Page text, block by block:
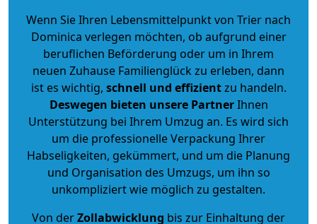
Wenn Sie Ihren Lebensmittelpunkt von Trier nach
Dominica verlegen möchten, ob aufgrund einer
beruflichen Beförderung oder um in Ihrem
neuen Zuhause Familienglück zu erleben, dann
ist es wichtig, schnell und effizientzu handeln.
Deswegen bieten unsere PartnerIhnen
Unterstützung bei Ihrem Umzug an. Es wird sich
um die professionelle Verpackung Ihrer
Habseligkeiten, gekümmert, und um die Planung
und Organisation des Umzugs, um ihn so
unkompliziert wie möglich zu gestalten.
Von derZollabwicklung bis zur Einhaltung der